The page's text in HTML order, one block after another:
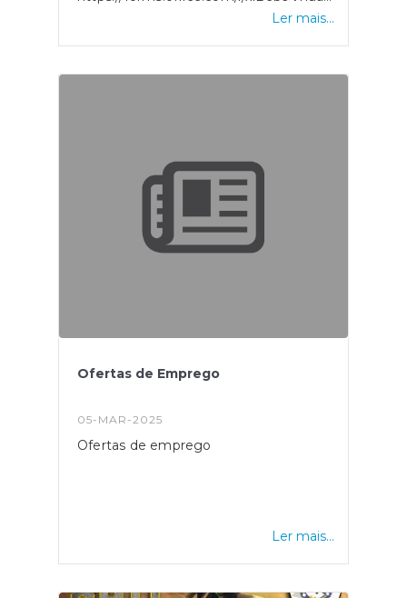
Escola Rural:
rural-energia-sustentavel
Ler mais...
Ofertas de Emprego
05-MAR-2025
Ofertas de emprego
Ler mais...